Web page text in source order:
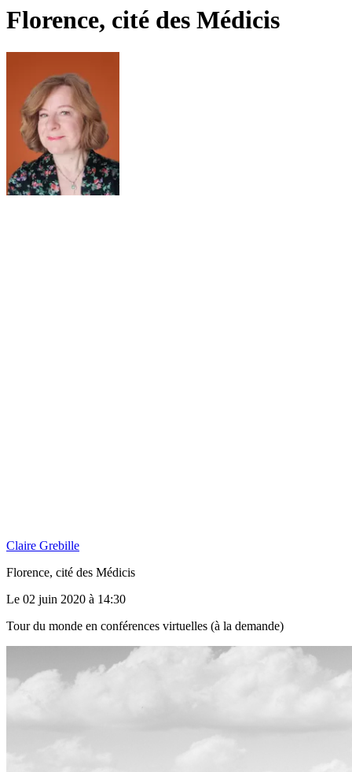
Florence, cité des Médicis
Claire Grebille
Florence, cité des Médicis
Le 02 juin 2020 à 14:30
Tour du monde en conférences virtuelles (à la demande)